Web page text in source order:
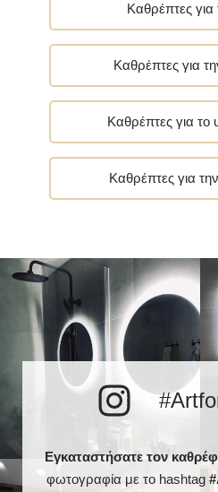
Καθρέπτες για
Καθρέπτες για
Καθρέπτες για το
Καθρέπτες για
Εγκαταστήσατε τον
φωτογραφία με το hashtag